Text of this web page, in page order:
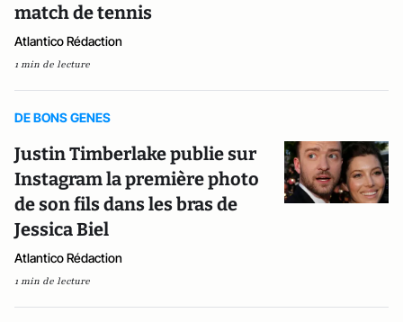
match de tennis
Atlantico Rédaction
1 min de lecture
DE BONS GENES
Justin Timberlake publie sur
Instagram la première photo
de son fils dans les bras de
Jessica Biel
Atlantico Rédaction
1 min de lecture